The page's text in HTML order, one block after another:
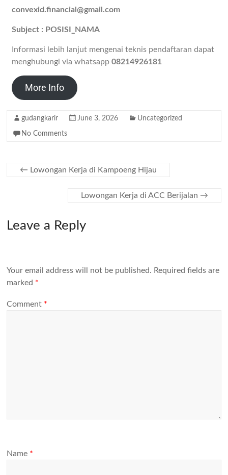
convexid.financial@gmail.com
Subject : POSISI_NAMA
Informasi lebih lanjut mengenai teknis pendaftaran dapat
menghubungi via whatsapp08214926181
More Info
gudangkarir June 3, 2026 Uncategorized
No Comments
← Lowongan Kerja di Kampoeng Hijau
Lowongan Kerja di ACC Berijalan →
Leave a Reply
Your email address will not be published. Required fields are
marked *
Comment *
Name *